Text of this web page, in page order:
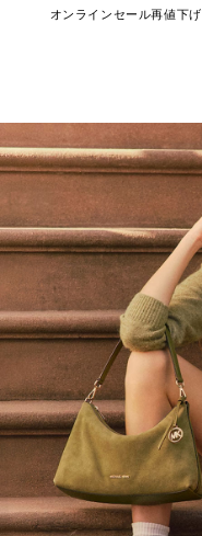
オンラインセール再値下げ